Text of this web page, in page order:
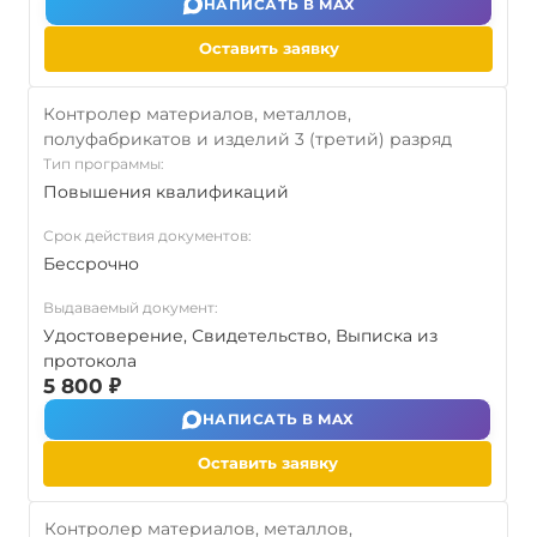
НАПИСАТЬ В MAX
Оставить заявку
Контролер материалов, металлов,
полуфабрикатов и изделий 3 (третий) разряд
Тип программы:
Повышения квалификаций
Срок действия документов:
Бессрочно
Выдаваемый документ:
Удостоверение, Свидетельство, Выписка из
протокола
5 800 ₽
НАПИСАТЬ В MAX
Оставить заявку
Контролер материалов, металлов,